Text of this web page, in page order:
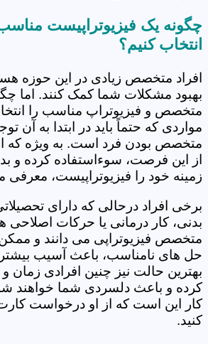
انتخاب کنیم؟
افراد متخصص زیادی در این حوزه
بهبود مشکلات شما کمک کنند. اما
متخصص و فیزیوتراپ مناسب را
مواردی که حتماً باید در ابتدا به آن
متخصص بودن فرد است. به ویژه که
از این فرصت، سوءاستفاده کرده و
زمینه خود را فیزیوتراپیست، معرفی
برخی افراد درحالی که دارای
بدنی، کار درمانی یا حرکات اصلاحی
متخصص فیزیوتراپی می دانند و ممکن
حل های نامناسب، باعث آسیب بیشتر
بهترین حالت نیز چنین افرادی زمان
کرده و باعث دلسردی شما خواهند شد؛
کار این است که از او درخواست
کنید.